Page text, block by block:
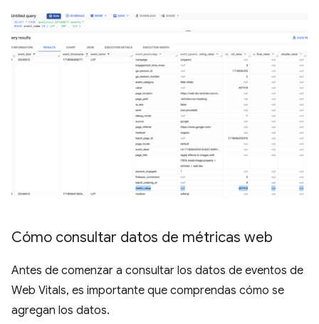
Cómo consultar datos de métricas web
Antes de comenzar a consultar los datos de eventos de
Web Vitals, es importante que comprendas cómo se
agregan los datos.